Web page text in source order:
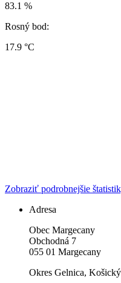
83.1 %
Rosný bod:
17.9 °C
Zobraziť podrobnejšie
Adresa
Obec Margecany
Obchodná 7
055 01 Margecany
Okres Gelnica,